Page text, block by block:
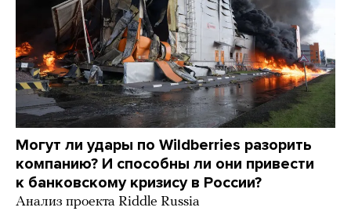
Могут ли удары по Wildberries разорить
компанию? И способны ли они привести
к банковскому кризису в России?
Анализ проекта Riddle Russia